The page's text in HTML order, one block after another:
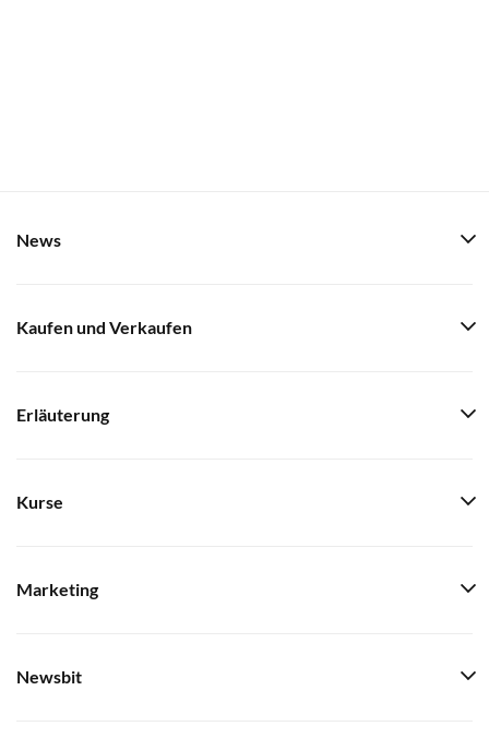
News
Kaufen und Verkaufen
Erläuterung
Kurse
Marketing
Newsbit